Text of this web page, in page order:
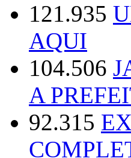
121.935
AQUI
104.506
A
92.315